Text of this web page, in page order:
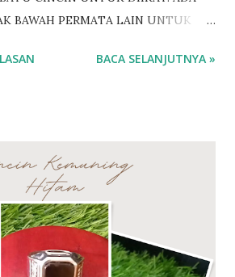
BAWAH PERMATA LAIN UNTUK
7 BATU PERMATA. Antara
Pengamal ilmu Hitam merasai
dengan pemilik Besi Towo Perisai
yang amat langka. Tidak berkarat
didalam air Besi towo adalah Besi Ibu
bumi untuk menghapuskan segala
tanah. Nama lain Besi towo dikenali
BACA SELANJUTNYA »